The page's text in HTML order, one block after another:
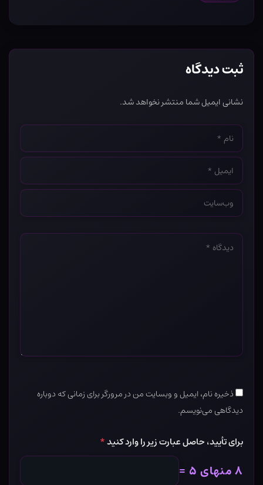
ثبت دیدگاه
نشانی ایمیل شما منتشر نخواهد شد.
نام
*
ایمیل
*
وب‌سایت
*
دیدگاه
ذخیره نام، ایمیل و وبسایت من در مرورگر برای زمانی که دوباره
دیدگاهی می‌نویسم.
برای تأیید، حاصل عبارت زیر را وارد کنید*
۸ منهای ۵ =